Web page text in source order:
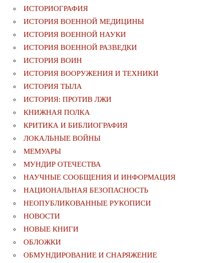
ИСТОРИОГРАФИЯ
ИСТОРИЯ ВОЕННОЙ МЕДИЦИНЫ
ИСТОРИЯ ВОЕННОЙ НАУКИ
ИСТОРИЯ ВОЕННОЙ РАЗВЕДКИ
ИСТОРИЯ ВОИН
ИСТОРИЯ ВООРУЖЕНИЯ И ТЕХНИКИ
ИСТОРИЯ ТЫЛА
ИСТОРИЯ: ПРОТИВ ЛЖИ
КНИЖНАЯ ПОЛКА
КРИТИКА И БИБЛИОГРАФИЯ
ЛОКАЛЬНЫЕ ВОЙНЫ
МЕМУАРЫ
МУНДИР ОТЕЧЕСТВА
НАУЧНЫЕ СООБЩЕНИЯ И ИНФОРМАЦИЯ
НАЦИОНАЛЬНАЯ БЕЗОПАСНОСТЬ
НЕОПУБЛИКОВАННЫЕ РУКОПИСИ
НОВОСТИ
НОВЫЕ КНИГИ
ОБЛОЖКИ
ОБМУНДИРОВАНИЕ И СНАРЯЖЕНИЕ